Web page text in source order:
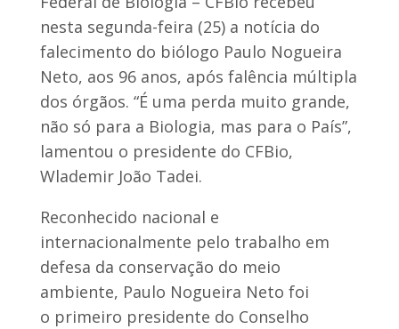
nesta segunda-feira (25) a notícia do
falecimento do biólogo Paulo Nogueira
Neto, aos 96 anos, após falência múltipla
dos órgãos. “É uma perda muito grande,
não só para a Biologia, mas para o País”,
lamentou o presidente do CFBio,
Wlademir João Tadei.
Reconhecido nacional e
internacionalmente pelo trabalho em
defesa da conservação do meio
ambiente, Paulo Nogueira Neto foi
o primeiro presidente do Conselho